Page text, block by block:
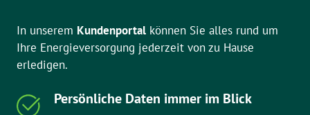
In unserem Kundenportal können Sie alles rund um
Ihre Energieversorgung jederzeit von zu Hause
erledigen.
Persönliche Daten immer im Blick